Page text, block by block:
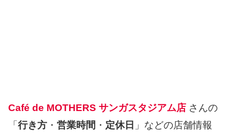
Café de MOTHERS サンガスタジアム店 さんの
「行き方 ・ 営業時間 ・ 定休日 」などの店舗情報